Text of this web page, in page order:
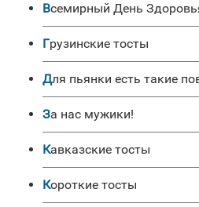
Всемирный День
Грузинские тосты
Для пьянки есть такие
За нас мужики!
Кавказские тосты
Короткие тосты